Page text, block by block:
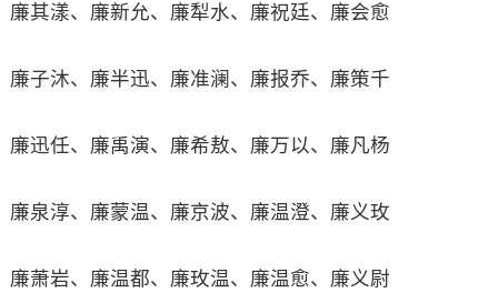
廉其漾、廉新允、廉犁水、廉祝廷、廉会愈
廉子沐、廉半迅、廉准澜、廉报乔、廉策千
廉迅任、廉禹演、廉希敖、廉万以、廉凡杨
廉泉淳、廉蒙温、廉京波、廉温澄、廉义玫
廉萧岩、廉温都、廉玫温、廉温愈、廉义尉